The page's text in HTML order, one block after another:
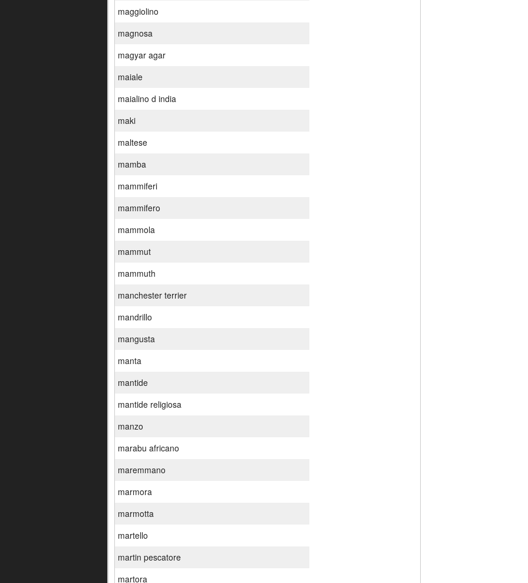
maggiolino
magnosa
magyar agar
maiale
maialino d india
maki
maltese
mamba
mammiferi
mammifero
mammola
mammut
mammuth
manchester terrier
mandrillo
mangusta
manta
mantide
mantide religiosa
manzo
marabu africano
maremmano
marmora
marmotta
martello
martin pescatore
martora